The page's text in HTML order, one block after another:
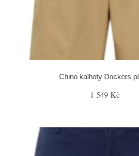
Chino kalhoty Dockers
1 549 Kč